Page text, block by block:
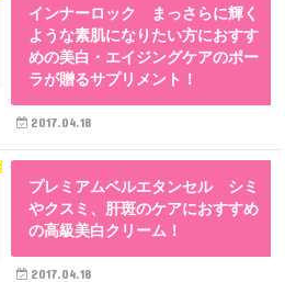
インナーロック まっさらに輝く
ような素肌になりたい方におすす
めの美白・エイジングケアのポー
ラが贈るサプリメント！
2017.04.18
プレミアムベルエタンセル シミ
やクスミ、肝斑のケアにおすすめ
の高級美白クリーム！
2017.04.18